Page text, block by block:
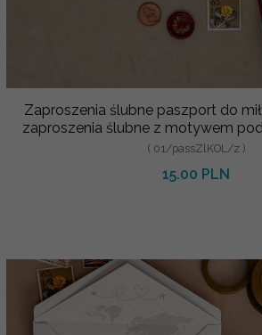
Zaproszenia ślubne paszport do
zaproszenia ślubne z motywem
( 01/passZlKOL/z )
15.00 PLN